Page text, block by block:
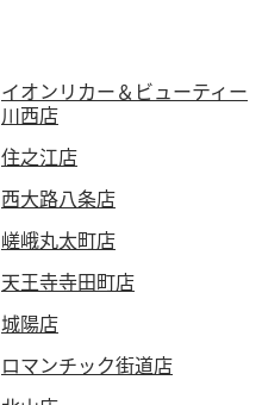
イオンリカー＆ビューティー
川西店
住之江店
西大路八条店
嵯峨丸太町店
天王寺寺田町店
城陽店
ロマンチック街道店